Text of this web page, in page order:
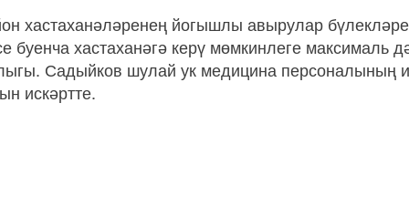
хастаханәләренең йогышлы авырулар
буенча хастаханәгә керү мөмкинлеге максималь
Садыйков шулай ук медицина персоналының
искәртте.